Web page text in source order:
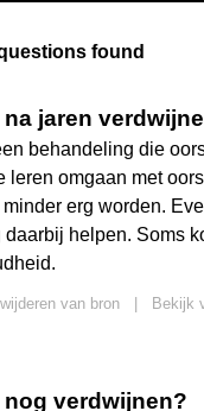
found
jaren
behandeling die
leren omgaan met
erg worden.
helpen. Soms
van bron
Bekijk
verdwijnen?